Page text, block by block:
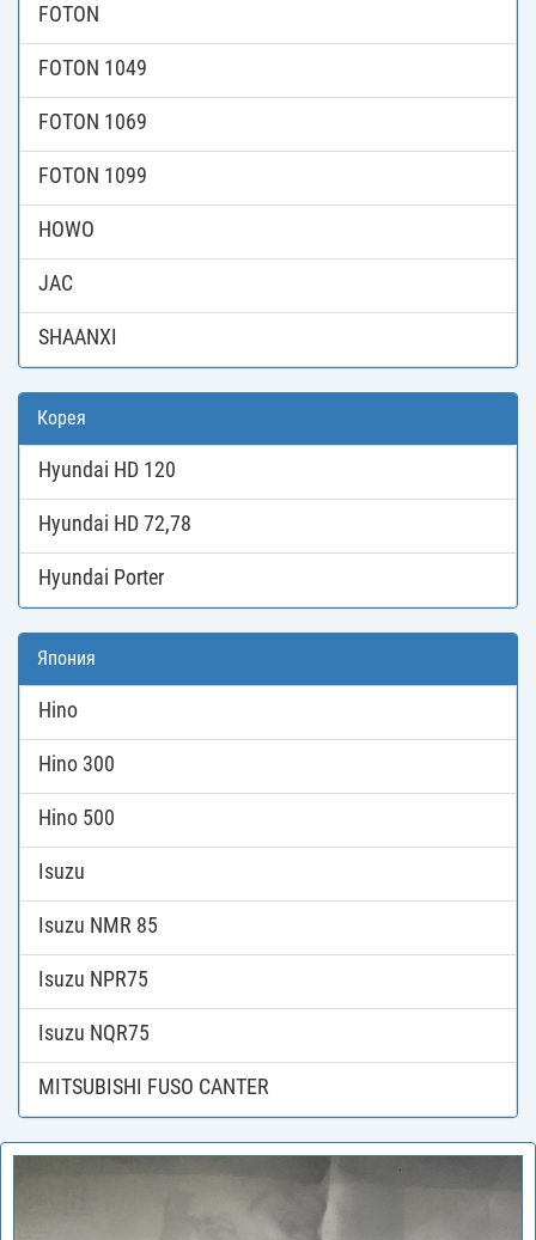
FOTON
FOTON 1049
FOTON 1069
FOTON 1099
HOWO
JAC
SHAANXI
Корея
Hyundai HD 120
Hyundai HD 72,78
Hyundai Porter
Япония
Hino
Hino 300
Hino 500
Isuzu
Isuzu NMR 85
Isuzu NPR75
Isuzu NQR75
MITSUBISHI FUSO CANTER